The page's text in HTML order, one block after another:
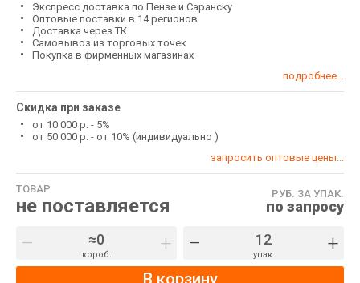
Экспресс доставка по Пензе и Саранску
Оптовые поставки в 14 регионов
Доставка через ТК
Самовывоз из торговых точек
Покупка в фирменных магазинах
подробнее...
Скидка при заказе
от 10 000 р. - 5%
от 50 000 р. - от 10% (индивидуально )
запросить оптовые цены...
ТОВАР
не поставляется
РУБ. ЗА УПАК.
по запросу
– короб. + – упак. +
В корзину